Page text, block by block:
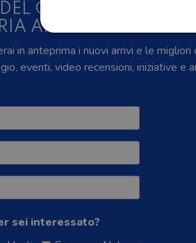
CAMPER, DELLE
APERTA?
in anteprima i nuovi arrivi e le
eventi, video recensioni, iniziative e
sei interessato?